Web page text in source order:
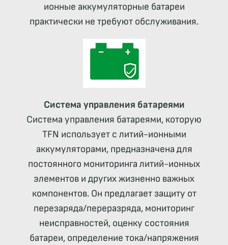
ионные аккумуляторные батареи
практически не требуют обслуживания.
Система управления батареями
Система управления батареями, которую
TFN использует с литий-ионными
аккумуляторами, предназначена для
постоянного мониторинга литий-ионных
элементов и других жизненно важных
компонентов. Он предлагает защиту от
перезаряда/переразряда, мониторинг
неисправностей, оценку состояния
батареи, определение тока/напряжения